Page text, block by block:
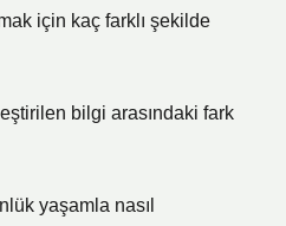
için kaç farklı şekilde
bilgi arasındaki fark
yaşamla nasıl